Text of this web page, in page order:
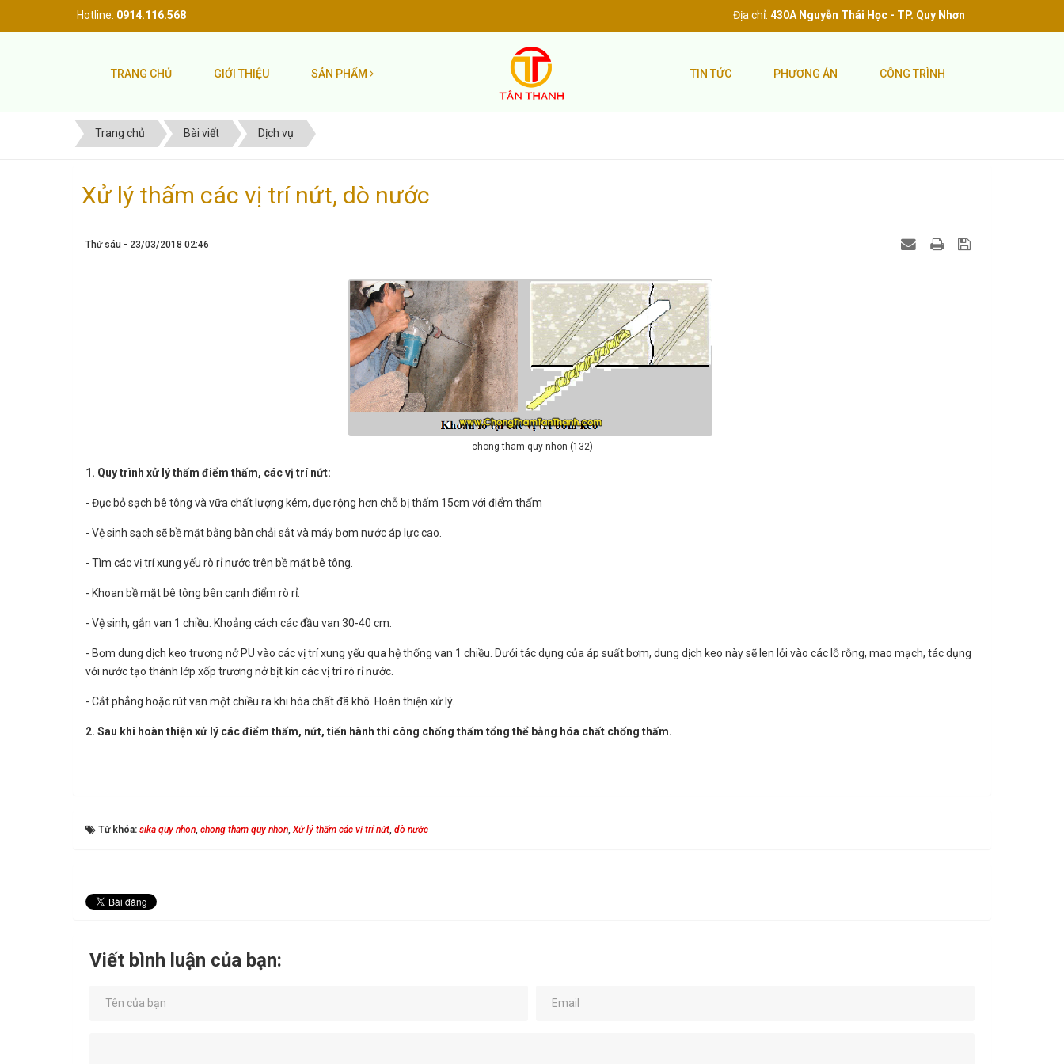
Hotline: 0914.116.568 Địa chỉ: 430A Nguyễn Thái Học - TP. Quy Nhơn
TRANG CHỦ GIỚI THIỆU SẢN PHẨM TIN TỨC PHƯƠNG ÁN CÔNG TRÌNH
Trang chủ Bài viết Dịch vụ
Xử lý thấm các vị trí nứt, dò nước
Thứ sáu - 23/03/2018 02:46
chong tham quy nhon (132)
1. Quy trình xử lý thấm điểm thấm, các vị trí nứt:
- Đục bỏ sạch bê tông và vữa chất lượng kém, đục rộng hơn chỗ bị thấm 15cm với điểm thấm
- Vệ sinh sạch sẽ bề mặt bằng bàn chải sắt và máy bơm nước áp lực cao.
- Tìm các vị trí xung yếu rò rỉ nước trên bề mặt bê tông.
- Khoan bề mặt bê tông bên cạnh điểm rò rỉ.
- Vệ sinh, gắn van 1 chiều. Khoảng cách các đầu van 30-40 cm.
- Bơm dung dịch keo trương nở PU vào các vị trí xung yếu qua hệ thống van 1 chiều. Dưới tác dụng của áp suất bơm, dung dịch keo này sẽ len lỏi vào các lỗ rỗng, mao mạch, tác dụng
với nước tạo thành lớp xốp trương nở bịt kín các vị trí rò rỉ nước.
- Cắt phẳng hoặc rút van một chiều ra khi hóa chất đã khô. Hoàn thiện xử lý.
2. Sau khi hoàn thiện xử lý các điểm thấm, nứt, tiến hành thi công chống thấm tổng thể bằng hóa chất chống thấm.
Từ khóa: sika quy nhon, chong tham quy nhon,Xử lý thấm các vị trí nứt, dò nước
Viết bình luận của bạn: